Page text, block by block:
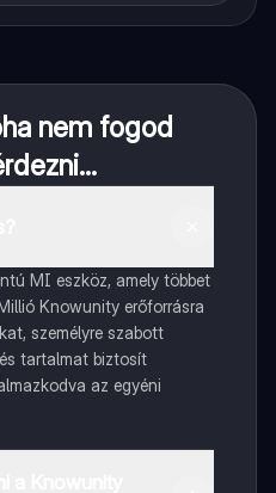
nem fogod
MI eszköz, amely többet
Knowunity erőforrásra
személyre szabott
tartalmat biztosít
az egyéni